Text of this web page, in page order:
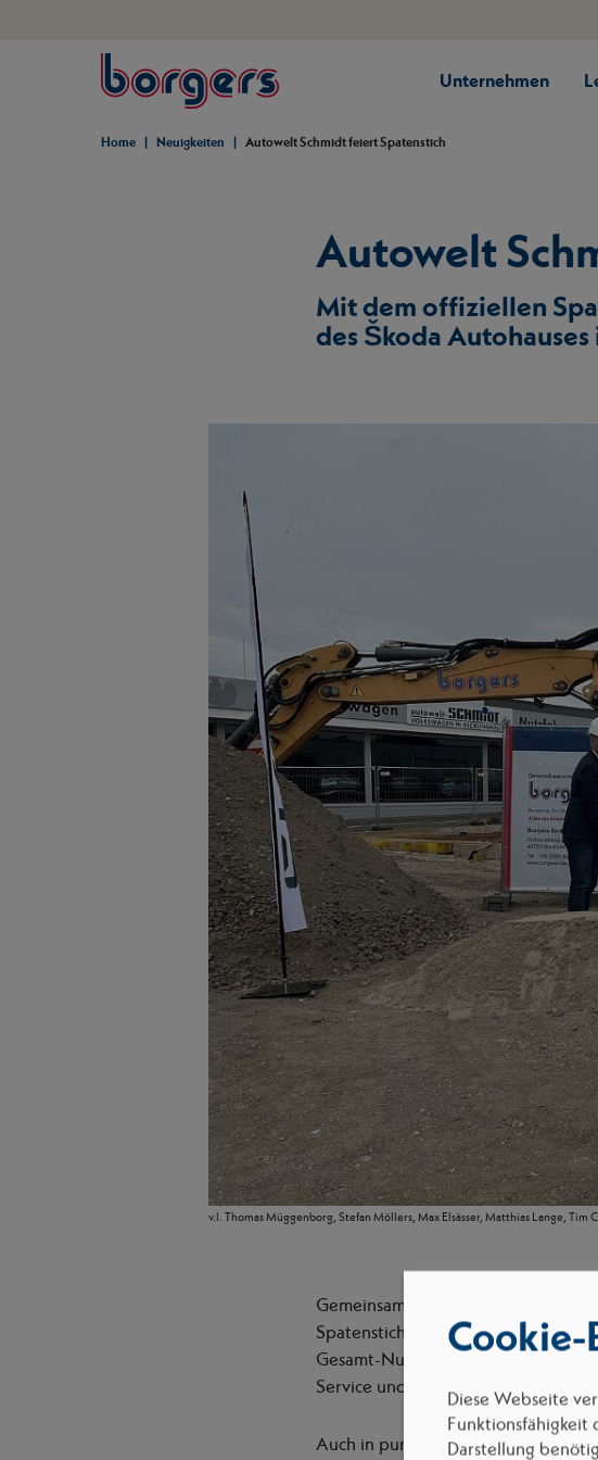
Borgers Unternehmen
Home Neuigkeiten Autowelt Schmidt feiert Spatenstich
Autowelt
Mit dem offiziellen
des Škoda
v.l. Thomas Müggenborg, Stefan Möllers, Max Elsässer, Matthias Lange, Tim
Gemeinsam mit unserem Kunden
Spatenstich für den neuen Škoda
Gesamt-Nutzfläche von rund 510
Service und Verwaltung.
Auch in puncto Gebäudetechnik
Diese Webseite
Funktionsfähigkeit
Darstellung